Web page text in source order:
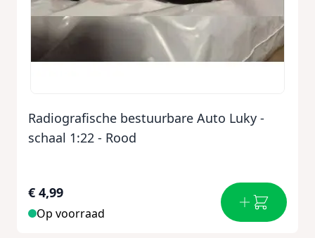
Radiografische bestuurbare Auto Luky -
schaal 1:22 - Rood
€ 4,99
Op voorraad